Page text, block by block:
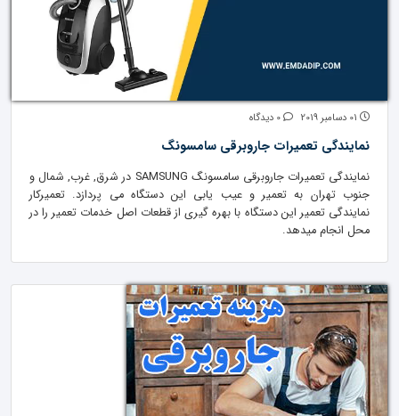
نمایندگی تعمیرات جاروبرقی سامسونگ
نمایندگی تعمیرات جاروبرقی سامسونگ SAMSUNG در شرق, غرب, شمال و
جنوب تهران به تعمیر و عیب یابی این دستگاه می پردازد. تعمیرکار
نمایندگی تعمیر این دستگاه با بهره گیری از قطعات اصل خدمات تعمیر را در
محل انجام میدهد.